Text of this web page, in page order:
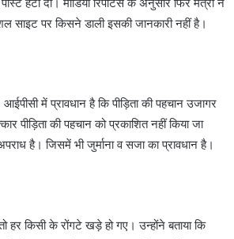
साइट पर किसने डाली इसकी जानकारी नहीं है।
में प्रावधान है कि पीड़िता की पहचान उजागर
की पहचान को प्रकाशित नहीं किया जा
है। जिसमें भी जुर्माना व सजा का प्रावधान है।
हर किसी के रोंगटे खड़े हो गए। उन्होंने बताया कि